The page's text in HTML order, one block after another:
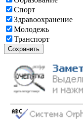
Спорт
Здравоохранение
Молодежь
Транспорт
Сохранить